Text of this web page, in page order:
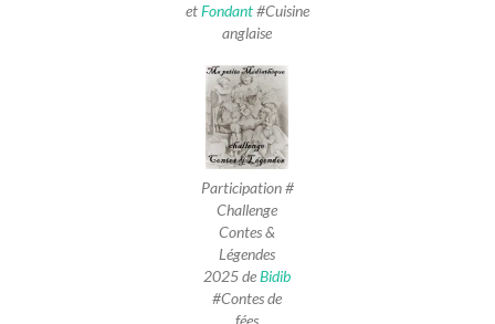
etFondant#Cuisine
anglaise
Participation #
Challenge
Contes &
Légendes
2025deBidib
#Contes de